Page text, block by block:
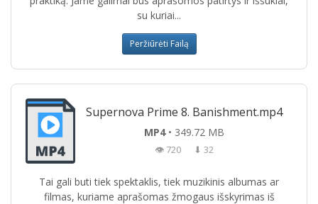
su kuriai...
Peržiūrėti Failą
Supernova Prime 8. Banishment.mp4
MP4• 349.72 MB
👁 720 ⬇ 32
Tai gali buti tiek spektaklis, tiek muzikinis albumas ar
filmas, kuriame aprašomas žmogaus išskyrimas iš